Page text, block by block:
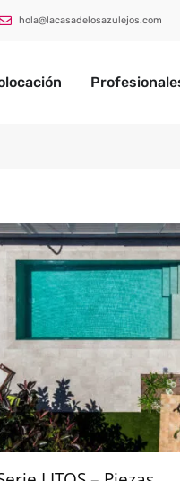
hola@lacasadelosazulejos.com